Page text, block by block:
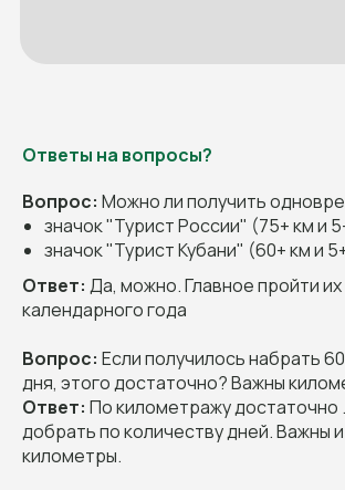
Ответы на вопросы?
Вопрос: Можно ли получить
значок "Турист России" (75+ км и
значок "Турист Кубани" (60+ км и
Ответ: Да, можно. Главное пройти
календарного года
Вопрос: Если получилось набрать
дня, этого достаточно? Важны
Ответ: По километражу достаточно
добрать по количеству дней. Важны
километры.
Наши туры
Расписание
Все туры
Многодневные
Однодневные
Термальные источники